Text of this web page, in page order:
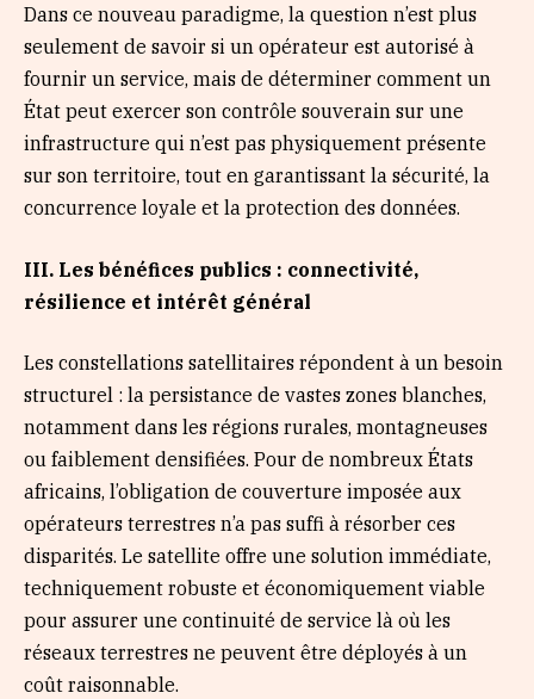
Dans ce nouveau paradigme, la question n’est plus
seulement de savoir si un opérateur est autorisé à
fournir un service, mais de déterminer comment un
État peut exercer son contrôle souverain sur une
infrastructure qui n’est pas physiquement présente
sur son territoire, tout en garantissant la sécurité, la
concurrence loyale et la protection des données.
III. Les bénéfices publics : connectivité,
résilience et intérêt général
Les constellations satellitaires répondent à un besoin
structurel : la persistance de vastes zones blanches,
notamment dans les régions rurales, montagneuses
ou faiblement densifiées. Pour de nombreux États
africains, l’obligation de couverture imposée aux
opérateurs terrestres n’a pas suffi à résorber ces
disparités. Le satellite offre une solution immédiate,
techniquement robuste et économiquement viable
pour assurer une continuité de service là où les
réseaux terrestres ne peuvent être déployés à un
coût raisonnable.